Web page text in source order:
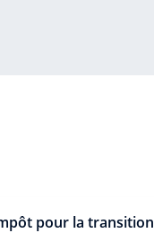
pour la transition